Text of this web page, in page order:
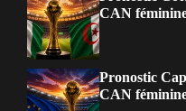
CAN
Pronostic
CAN